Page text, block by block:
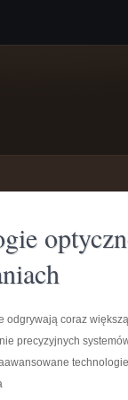
odgrywają coraz
precyzyjnych